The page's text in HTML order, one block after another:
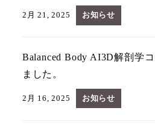
2月 21, 2025 お知らせ
Balanced Body AI3D解剖学
ました。
2月 16, 2025 お知らせ